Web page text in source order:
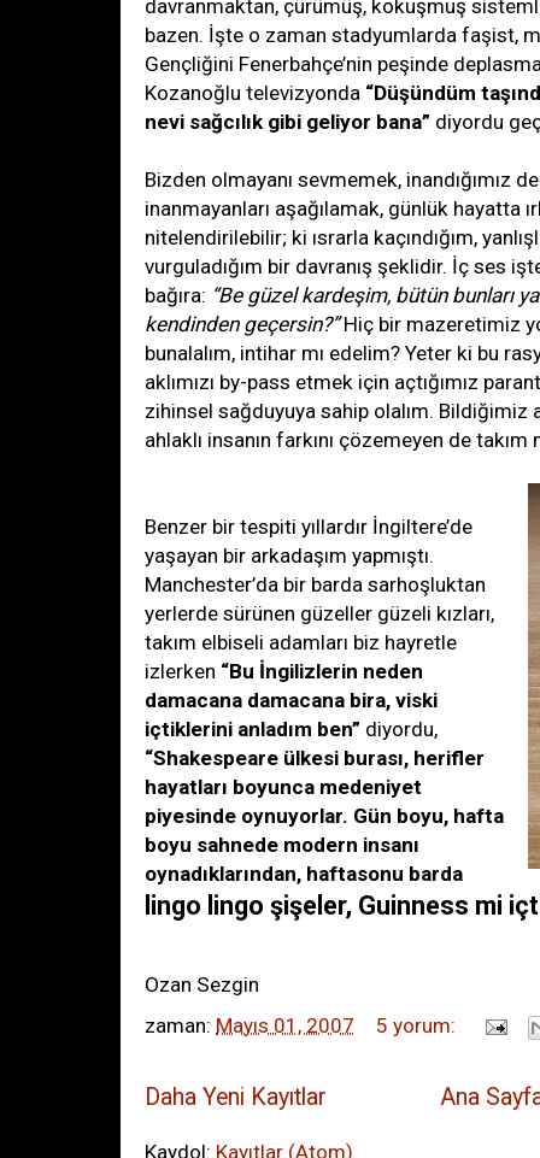
davranmaktan, çürümüş, kokuşmuş
bazen. İşte o zaman stadyumlarda faşist,
Gençliğini Fenerbahçe’nin peşinde
Kozanoğlu televizyonda “Düşündüm
nevi sağcılık gibi geliyor bana” diyordu
Bizden olmayanı sevmemek, inandığımız
inanmayanları aşağılamak, günlük hayatta
nitelendirilebilir; ki ısrarla kaçındığım,
vurguladığım bir davranış şeklidir. İç ses
bağıra: “Be güzel kardeşim, bütün bunları
kendinden geçersin?”Hiç bir mazeretimiz
bunalalım, intihar mı edelim? Yeter ki bu
aklımızı by-pass etmek için açtığımız
zihinsel sağduyuya sahip olalım. Bildiğimiz
ahlaklı insanın farkını çözemeyen de takım
Benzer bir tespiti yıllardır İngiltere’de
yaşayan bir arkadaşım yapmıştı.
Manchester’da bir barda sarhoşluktan
yerlerde sürünen güzeller güzeli kızları,
takım elbiseli adamları biz hayretle
izlerken “Bu İngilizlerin neden
damacana damacana bira, viski
içtiklerini anladım ben” diyordu,
“Shakespeare ülkesi burası, herifler
hayatları boyunca medeniyet
piyesinde oynuyorlar. Gün boyu, hafta
boyu sahnede modern insanı
oynadıklarından, haftasonu barda
lingo lingo şişeler, Guinness mi
Ozan Sezgin
zaman: Mayıs 01, 2007 5 yorum:
Daha Yeni Kayıtlar Ana
Kaydol: Kayıtlar (Atom)